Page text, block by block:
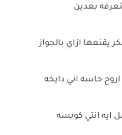
بعدين
يقنعها ازاي بالجواز
حاسه اني دايخه
ايه انتي كويسه